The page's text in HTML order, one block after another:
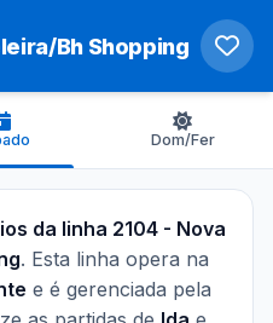
Bh Shopping
Dom/Fer
da linha 2104 - Nova
. Esta linha opera na
e é gerenciada pela